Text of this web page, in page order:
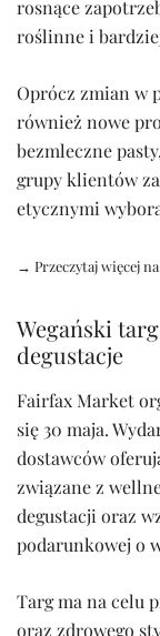
rosnące
roślinne i
Oprócz zmian w
również nowe
bezmleczne
grupy klientów
etycznymi
→ Przeczytaj więcej
Wegański
degustacje
Fairfax Market
się 30 maja.
dostawców
związane z
degustacji oraz
podarunkowej o
Targ ma na celu
oraz zdrowego